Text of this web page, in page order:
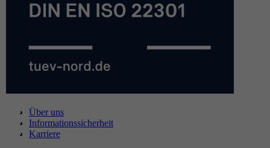
Über uns
Informationssicherheit
Karriere